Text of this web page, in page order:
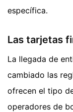
específica.
Las tarjetas
La llegada de
cambiado las
ofrecen el tipo
operadores de